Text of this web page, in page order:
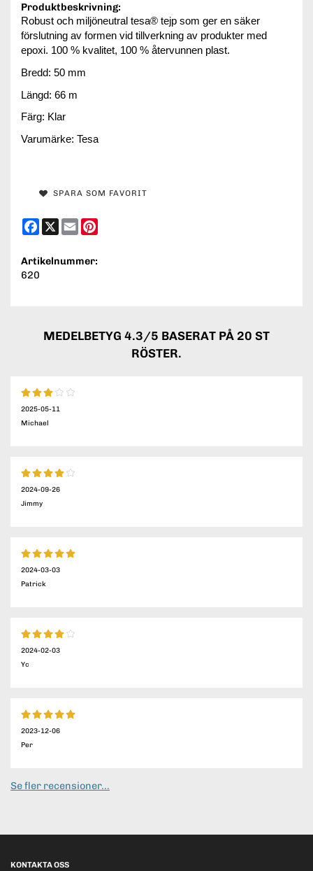
Produktbeskrivning:
Robust och miljöneutral tesa® tejp som ger en säker
förslutning av formen vid tillverkning av produkter med
epoxi. 100 % kvalitet, 100 % återvunnen plast.
Bredd: 50 mm
Längd: 66 m
Färg: Klar
Varumärke: Tesa
SPARA SOM FAVORIT
Facebook
X Email
Artikelnummer:
620
MEDELBETYG 4.3/5 BASERAT PÅ 20 ST
RÖSTER.
2025-05-11
Michael
2024-09-26
Jimmy
2024-03-03
Patrick
2024-02-03
Yc
2023-12-06
Per
Se fler recensioner...
KONTAKTA OSS